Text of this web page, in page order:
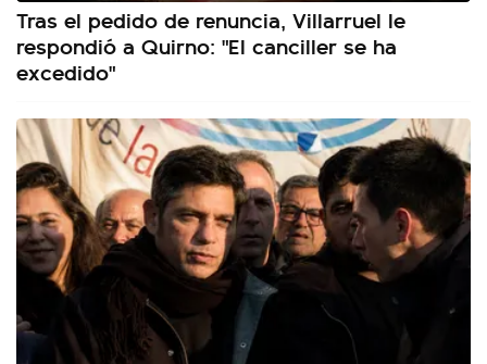
Tras el pedido de renuncia, Villarruel le
respondió a Quirno: "El canciller se ha
excedido"